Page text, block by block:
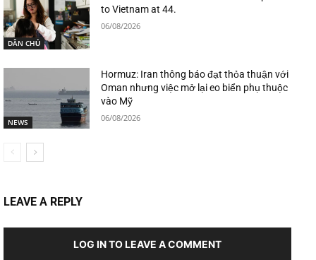
DÂN CHỦ
to Vietnam at 44.
06/08/2026
NEWS
Hormuz: Iran thông báo đạt thỏa thuận với
Oman nhưng việc mở lại eo biển phụ thuộc
vào Mỹ
06/08/2026
LEAVE A REPLY
LOG IN TO LEAVE A COMMENT